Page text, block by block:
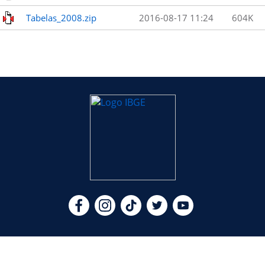
Tabelas_2008.zip 2016-08-17 11:24 604K